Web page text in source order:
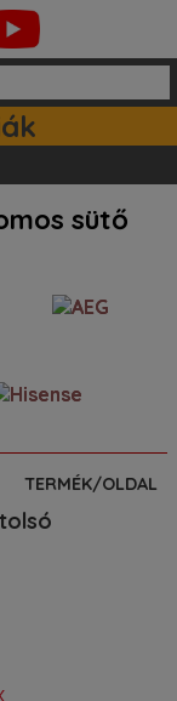
sütő
TERMÉK/OLDAL